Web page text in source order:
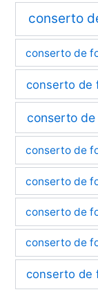
conserto
conserto de
conserto de
conserto
conserto de
conserto de
conserto de
conserto de
conserto de